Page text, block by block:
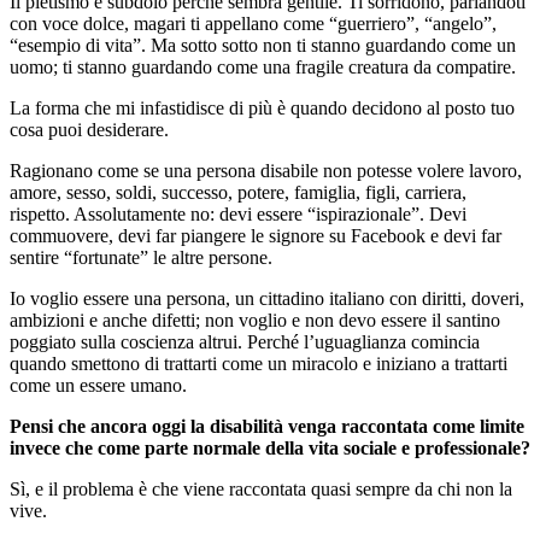
con voce dolce, magari ti appellano come “guerriero”, “angelo”,
“esempio di vita”. Ma sotto sotto non ti stanno guardando come un
uomo; ti stanno guardando come una fragile creatura da compatire.
La forma che mi infastidisce di più è quando decidono al posto tuo
cosa puoi desiderare.
Ragionano come se una persona disabile non potesse volere lavoro,
amore, sesso, soldi, successo, potere, famiglia, figli, carriera,
rispetto. Assolutamente no: devi essere “ispirazionale”. Devi
commuovere, devi far piangere le signore su Facebook e devi far
sentire “fortunate” le altre persone.
Io voglio essere una persona, un cittadino italiano con diritti, doveri,
ambizioni e anche difetti; non voglio e non devo essere il santino
poggiato sulla coscienza altrui. Perché l’uguaglianza comincia
quando smettono di trattarti come un miracolo e iniziano a trattarti
come un essere umano.
Pensi che ancora oggi la disabilità venga raccontata come limite
invece che come parte normale della vita sociale e professionale?
Sì, e il problema è che viene raccontata quasi sempre da chi non la
vive.